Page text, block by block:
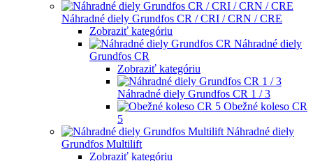
Náhradné diely Grundfos CR / CRI / CRN / CRE
Zobraziť kategóriu
Náhradné diely
Grundfos CR
Zobraziť kategóriu
Náhradné diely Grundfos CR 1 / 3
Obežné koleso CR
5
Náhradné diely
Grundfos Multilift
Zobraziť kategóriu